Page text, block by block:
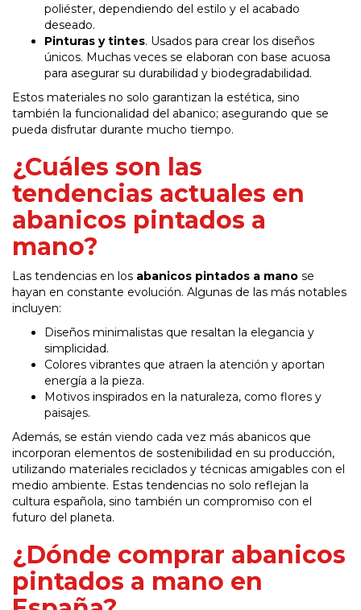
poliéster, dependiendo del estilo y el acabado
deseado.
Pinturas y tintes. Usados para crear los diseños
únicos. Muchas veces se elaboran con base acuosa
para asegurar su durabilidad y biodegradabilidad.
Estos materiales no solo garantizan la estética, sino
también la funcionalidad del abanico; asegurando que se
pueda disfrutar durante mucho tiempo.
¿Cuáles son las
tendencias actuales en
abanicos pintados a
mano?
Las tendencias en los abanicos pintados a mano se
hayan en constante evolución. Algunas de las más notables
incluyen:
Diseños minimalistas que resaltan la elegancia y
simplicidad.
Colores vibrantes que atraen la atención y aportan
energía a la pieza.
Motivos inspirados en la naturaleza, como flores y
paisajes.
Además, se están viendo cada vez más abanicos que
incorporan elementos de sostenibilidad en su producción,
utilizando materiales reciclados y técnicas amigables con el
medio ambiente. Estas tendencias no solo reflejan la
cultura española, sino también un compromiso con el
futuro del planeta.
¿Dónde comprar abanicos
pintados a mano en